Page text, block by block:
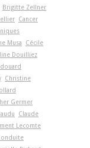
Brigitte Zellner
Cancer
Musa
Cécile
Douilliez
Christine
Germer
Claude
Lecomte